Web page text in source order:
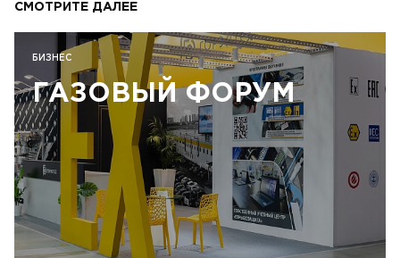
СМОТРИТЕ ДАЛЕЕ
БИЗНЕС
ГАЗОВЫЙ ФОРУМ